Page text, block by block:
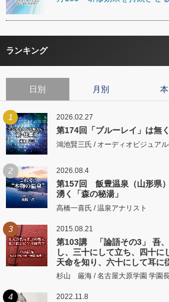
ランキング
日別 月別 本
1 2026.02.27
第174回「ブルーレイ」は無
鴻池賢三氏 / オーディオビジュア
2 2026.08.4
第157回 飯豊温泉（山形県
湧く「森の秘湯」
高橋一喜氏 / 温泉アナリスト
3 2015.08.21
第103講 「論語その3」 吾
し、三十にして立ち、四十に
天命を知り、六十にして耳に
するところに従いて矩をこえ
杉山 厳海 / 名古屋大原学園 学園
4 2022.11.8